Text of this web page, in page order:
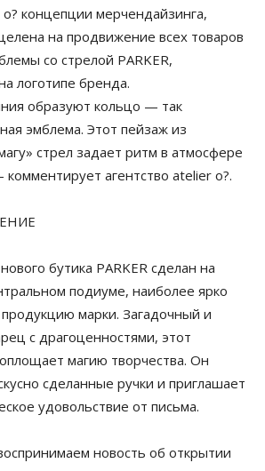
концепции мерчендайзинга,
на продвижение всех товаров
со стрелой PARKER,
логотипе бренда.
образуют кольцо — так
эмблема. Этот пейзаж из
стрел задает ритм в атмосфере
агентство atelier o?.
бутика PARKER сделан на
подиуме, наиболее ярко
марки. Загадочный и
с драгоценностями, этот
магию творчества. Он
сделанные ручки и приглашает
удовольствие от письма.
новость об открытии